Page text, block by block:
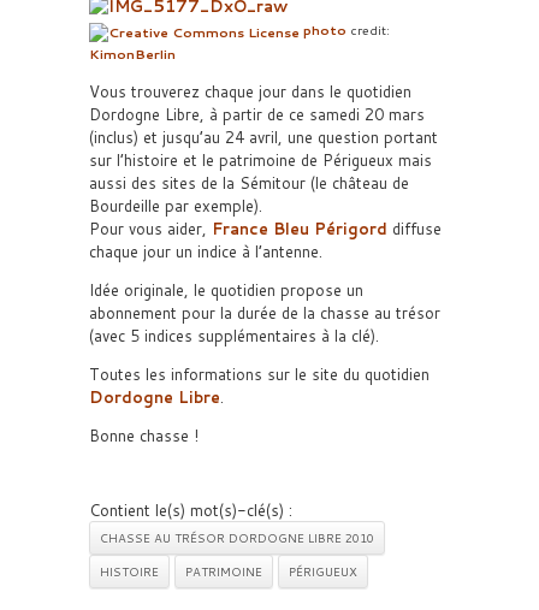
photo credit:
KimonBerlin
Vous trouverez chaque jour dans le quotidien
Dordogne Libre, à partir de ce samedi 20 mars
(inclus) et jusqu’au 24 avril, une question portant
sur l’histoire et le patrimoine de Périgueux mais
aussi des sites de la Sémitour (le château de
Bourdeille par exemple).
Pour vous aider, France Bleu Périgord diffuse
chaque jour un indice à l’antenne.
Idée originale, le quotidien propose un
abonnement pour la durée de la chasse au trésor
(avec 5 indices supplémentaires à la clé).
Toutes les informations sur le site du quotidien
Dordogne Libre
Bonne chasse !
Contient le(s) mot(s)-clé(s) :
CHASSE AU TRÉSOR DORDOGNE LIBRE 2010
HISTOIRE
PATRIMOINE PÉRIGUEUX